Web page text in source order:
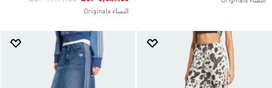
النساء Originals